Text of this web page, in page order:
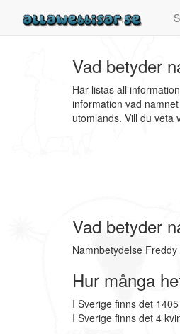
Vad betyder
Här listas all
information vad
utomlands. Vill du veta
Vad betyder
Namnbetydelse
Hur många
I Sverige finns det
I Sverige finns det 4